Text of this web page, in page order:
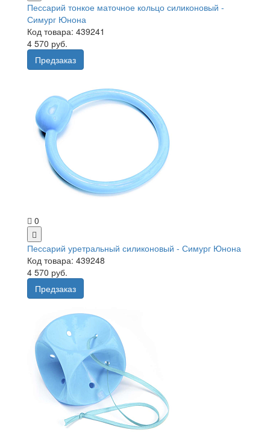
Пессарий тонкое маточное кольцо силиконовый -
Симург Юнона
Код товара: 439241
4 570 руб.
Предзаказ
0
Пессарий уретральный силиконовый - Симург Юнона
Код товара: 439248
4 570 руб.
Предзаказ